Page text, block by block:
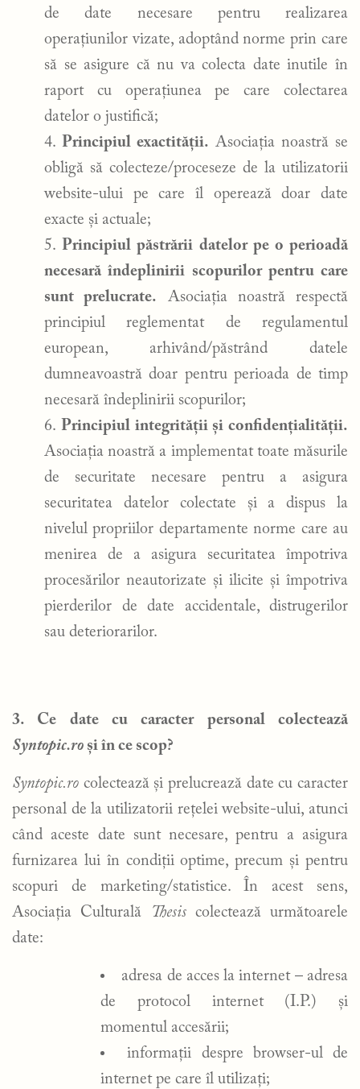
de date necesare pentru realizarea
operațiunilor vizate, adoptând norme prin care
să se asigure că nu va colecta date inutile în
raport cu operațiunea pe care colectarea
datelor o justifică;
Principiul exactității. Asociația noastră se
obligă să colecteze/proceseze de la utilizatorii
website-ului pe care îl operează doar date
exacte și actuale;
Principiul păstrării datelor pe o perioadă
necesară îndeplinirii scopurilor pentru care
sunt prelucrate. Asociația noastră respectă
principiul reglementat de regulamentul
european, arhivând/păstrând datele
dumneavoastră doar pentru perioada de timp
necesară îndeplinirii scopurilor;
Principiul integrității și confidențialității.
Asociația noastră a implementat toate măsurile
de securitate necesare pentru a asigura
securitatea datelor colectate și a dispus la
nivelul propriilor departamente norme care au
menirea de a asigura securitatea împotriva
procesărilor neautorizate și ilicite și împotriva
pierderilor de date accidentale, distrugerilor
sau deteriorarilor.
3. Ce date cu caracter personal colectează
Syntopic.ro și în ce scop?
Syntopic.ro colectează și prelucrează date cu caracter
personal de la utilizatorii rețelei website-ului, atunci
când aceste date sunt necesare, pentru a asigura
furnizarea lui în condiții optime, precum și pentru
scopuri de marketing/statistice. În acest sens,
Asociația Culturală
Thesiscolectează următoarele
date:
adresa de acces la internet – adresa
de protocol internet (I.P.) și
momentul accesării;
informații despre browser-ul de
internet pe care îl utilizați;